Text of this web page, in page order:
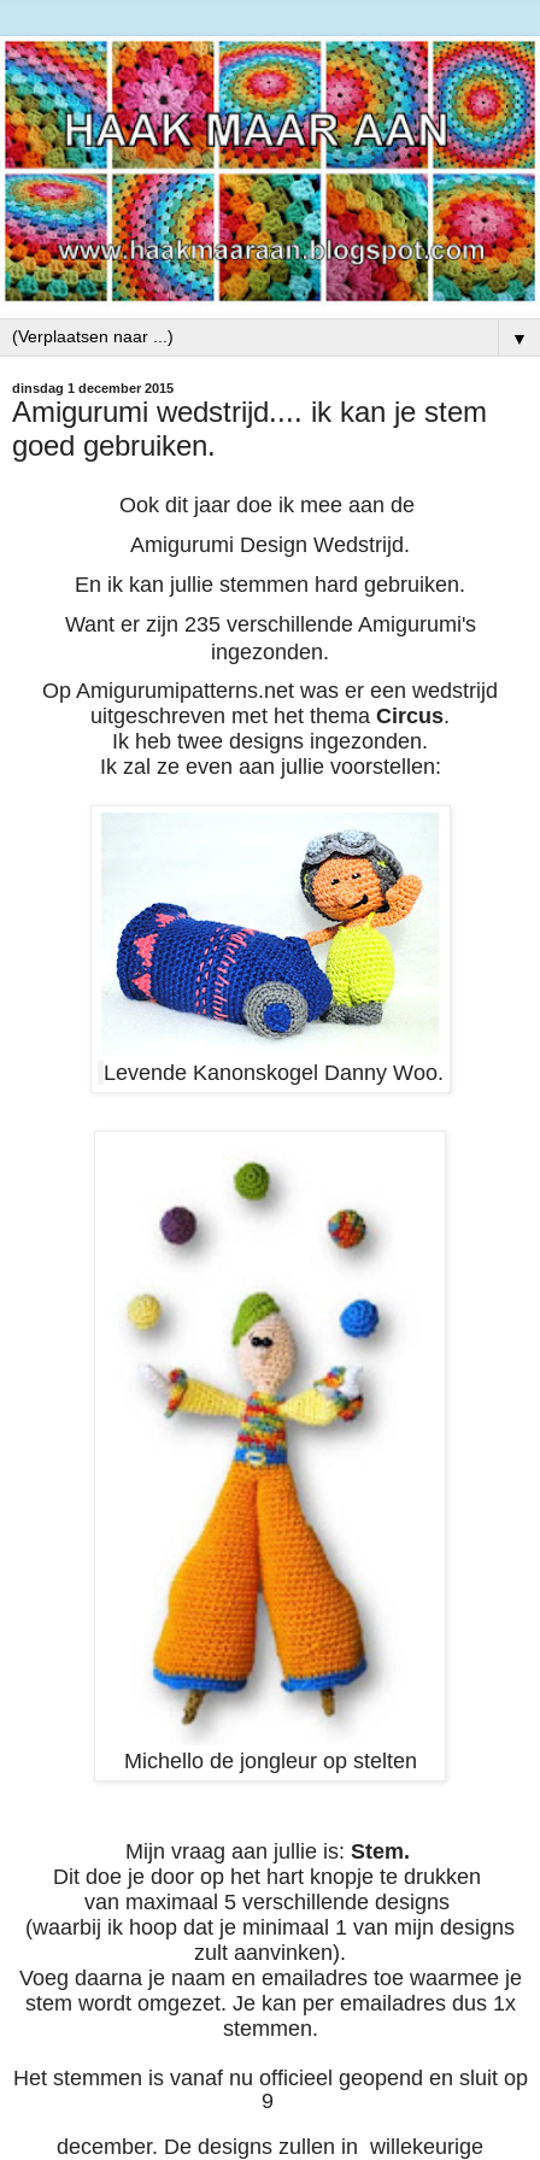
▼
dinsdag 1 december 2015
Amigurumi wedstrijd.... ik kan je stem
goed gebruiken.
Ook dit jaar doe ik mee aan de
Amigurumi Design Wedstrijd.
En ik kan jullie stemmen hard gebruiken.
Want er zijn 235 verschillende Amigurumi's
ingezonden.
Op Amigurumipatterns.net was er een wedstrijd
uitgeschreven met het thema Circus.
Ik heb twee designs ingezonden.
Ik zal ze even aan jullie voorstellen:
Levende Kanonskogel Danny Woo.
Michello de jongleur op stelten
Mijn vraag aan jullie is: Stem.
Dit doe je door op het hart knopje te drukken
van maximaal 5 verschillende designs
(waarbij ik hoop dat je minimaal 1 van mijn designs
zult aanvinken).
Voeg daarna je naam en emailadres toe waarmee je
stem wordt omgezet. Je kan per emailadres dus 1x
stemmen.
Het stemmen is vanaf nu officieel geopend en sluit op
9
december. De designs zullen in willekeurige